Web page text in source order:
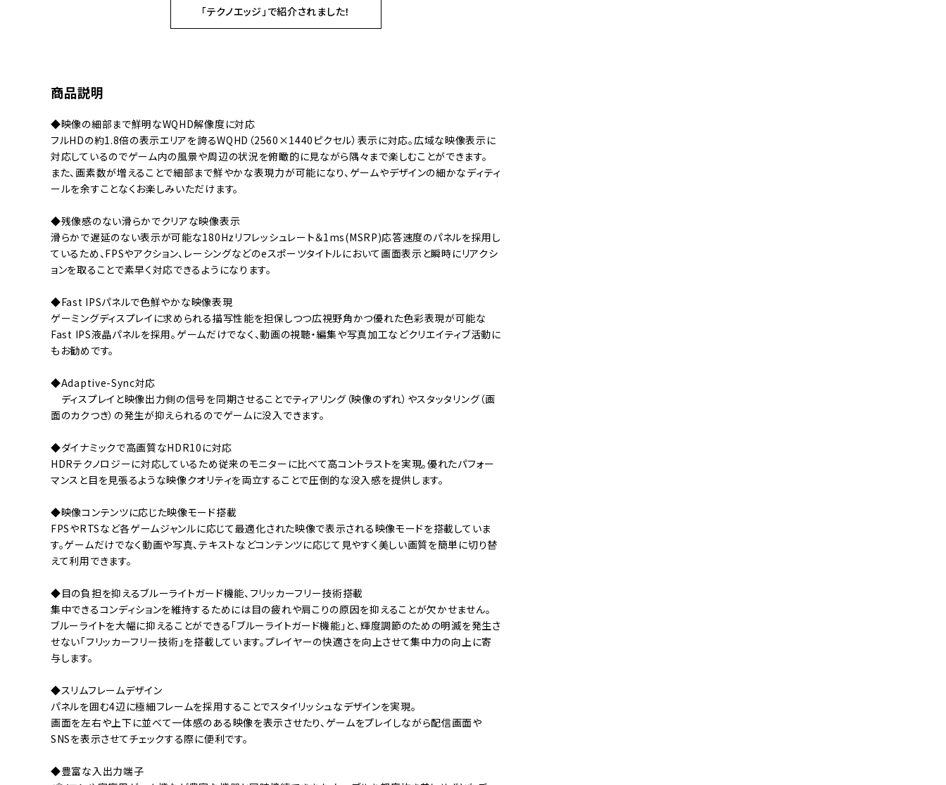
「テクノエッジ」で紹介されました！
商品説明
◆映像の細部まで鮮明なWQHD解像度に対応
フルHDの約1.8倍の表示エリアを誇るWQHD（2560×1440ピクセル）表示に対応。広域な映像表示に
対応しているのでゲーム内の風景や周辺の状況を俯瞰的に見ながら隅々まで楽しむことができます。
また、画素数が増えることで細部まで鮮やかな表現力が可能になり、ゲームやデザインの細かなディティ
ールを余すことなくお楽しみいただけます。
◆残像感のない滑らかでクリアな映像表示
滑らかで遅延のない表示が可能な180Hzリフレッシュレート＆1ms(MSRP)応答速度のパネルを採用し
ているため、FPSやアクション、レーシングなどのeスポーツタイトルにおいて画面表示と瞬時にリアクシ
ョンを取ることで素早く対応できるようになります。
◆Fast IPSパネルで色鮮やかな映像表現
ゲーミングディスプレイに求められる描写性能を担保しつつ広視野角かつ優れた色彩表現が可能な
Fast IPS液晶パネルを採用。ゲームだけでなく、動画の視聴・編集や写真加工などクリエイティブ活動に
もお勧めです。
◆Adaptive-Sync対応
ディスプレイと映像出力側の信号を同期させることでティアリング（映像のずれ）やスタッタリング（画
面のカクつき）の発生が抑えられるのでゲームに没入できます。
◆ダイナミックで高画質なHDR10に対応
HDRテクノロジーに対応しているため従来のモニターに比べて高コントラストを実現。優れたパフォー
マンスと目を見張るような映像クオリティを両立することで圧倒的な没入感を提供します。
◆映像コンテンツに応じた映像モード搭載
FPSやRTSなど各ゲームジャンルに応じて最適化された映像で表示される映像モードを搭載していま
す。ゲームだけでなく動画や写真、テキストなどコンテンツに応じて見やすく美しい画質を簡単に切り替
えて利用できます。
◆目の負担を抑えるブルーライトガード機能、フリッカーフリー技術搭載
集中できるコンディションを維持するためには目の疲れや肩こりの原因を抑えることが欠かせません。
ブルーライトを大幅に抑えることができる「ブルーライトガード機能」と、輝度調節のための明滅を発生さ
せない「フリッカーフリー技術」を搭載しています。プレイヤーの快適さを向上させて集中力の向上に寄
与します。
◆スリムフレームデザイン
パネルを囲む4辺に極細フレームを採用することでスタイリッシュなデザインを実現。
画面を左右や上下に並べて一体感のある映像を表示させたり、ゲームをプレイしながら配信画面や
SNSを表示させてチェックする際に便利です。
◆豊富な入出力端子